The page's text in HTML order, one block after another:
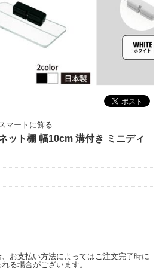
マートに飾る
ット棚 幅10cm 溝付き ミニディ
お支払い方法によってはご注文完了時に
る場合がございます。